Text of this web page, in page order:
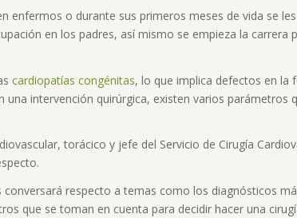
enfermos o durante sus primeros meses de vida se
en los padres, así mismo se empieza la carrera
cardiopatías congénitas, lo que implica defectos en la
una intervención quirúrgica, existen varios parámetros
torácico y jefe del Servicio de Cirugía
conversará respecto a temas como los diagnósticos
que se toman en cuenta para decidir hacer una